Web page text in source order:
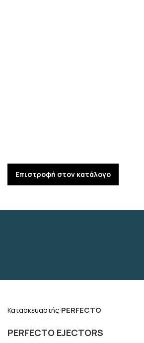
Επιστροφή στον κατάλογο
PERFECTO EJECTORS
Κατασκευαστής:PERFECTO